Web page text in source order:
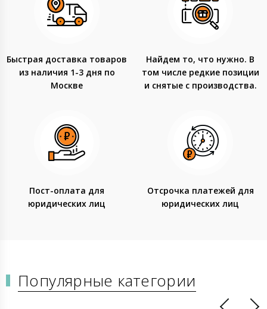
Быстрая доставка товаров
из наличия 1-3 дня по
Москве
Найдем то, что нужно. В
том числе редкие позиции
и снятые с производства.
Пост-оплата для
юридических лиц
Отсрочка платежей для
юридических лиц
Популярные категории